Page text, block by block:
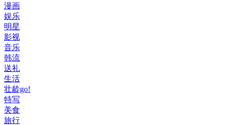
漫画
娱乐
明星
影视
音乐
韩流
送礼
生活
壮龄go!
特写
美食
旅行